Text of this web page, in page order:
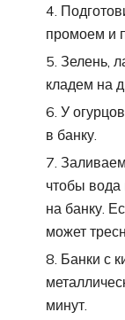
промоем и
Зелень,
кладем на
У
в банку.
чтобы
на банку.
может
Банки с
минут.